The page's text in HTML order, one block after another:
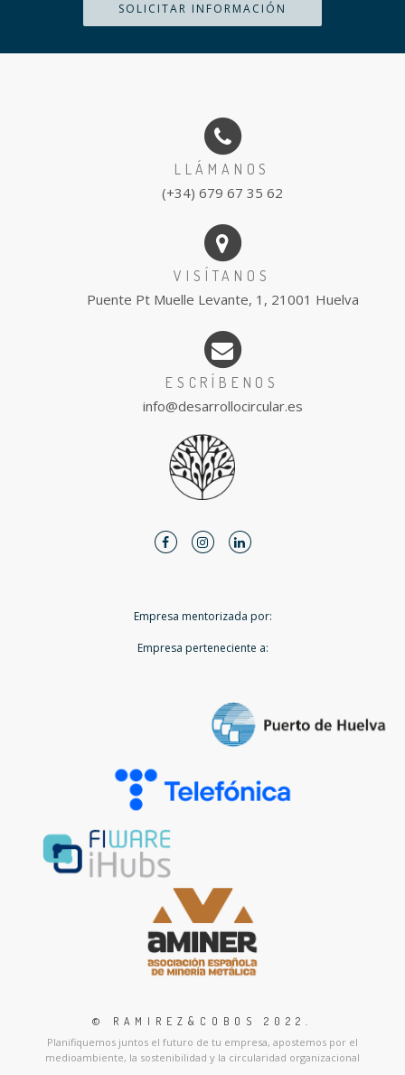
SOLICITAR INFORMACIÓN
LLÁMANOS
(+34) 679 67 35 62
VISÍTANOS
Puente Pt Muelle Levante, 1, 21001 Huelva
ESCRÍBENOS
info@desarrollocircular.es
FacebookInstagramLinkedIn
Empresa mentorizada por:
Empresa perteneciente a:
© RAMIREZ&COBOS 2022
Planifiquemos juntos el futuro de tu empresa, apostemos por el
medioambiente, la sostenibilidad y la circularidad organizacional